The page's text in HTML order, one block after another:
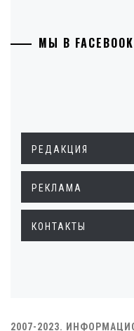
МЫ В FACEBOOK
РЕДАКЦИЯ
РЕКЛАМА
КОНТАКТЫ
2007-2023.